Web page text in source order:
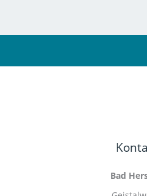
Bad